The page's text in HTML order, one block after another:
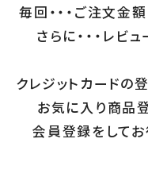
おトク！160
おトク！200
至高の羽毛ふ
羽毛ロイヤル
アイダーふとん
毎回・・・ご注文金
さらに・・・レビ
クレジットカード
お気に入り商品
会員登録をしてお